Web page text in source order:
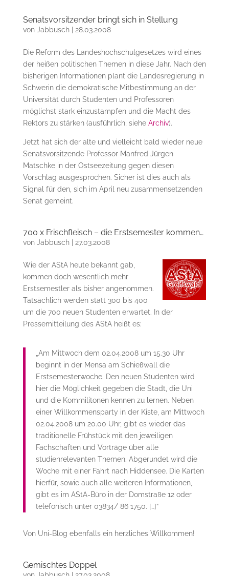
Senatsvorsitzender bringt sich in Stellung
von Jabbusch| 28.03.2008
Die Reform des Landeshochschulgesetzes wird eines
der heißen politischen Themen in diese Jahr. Nach den
bisherigen Informationen plant die Landesregierung in
Schwerin die demokratische Mitbestimmung an der
Universität durch Studenten und Professoren
möglichst stark einzustampfen und die Macht des
Rektors zu stärken (ausführlich, siehe Archiv).
Jetzt hat sich der alte und vielleicht bald wieder neue
Senatsvorsitzende Professor Manfred Jürgen
Matschke in der Ostseezeitung gegen diesen
Vorschlag ausgesprochen. Sicher ist dies auch als
Signal für den, sich im April neu zusammensetzenden
Senat gemeint.
700 x Frischfleisch – die Erstsemester kommen…
von Jabbusch| 27.03.2008
Wie der AStA heute bekannt gab,
kommen doch wesentlich mehr
Erstsemestler als bisher angenommen.
Tatsächlich werden statt 300 bis 400
um die 700 neuen Studenten erwartet. In der
Pressemitteilung des AStA heißt es:
„Am Mittwoch dem 02.04.2008 um 15.30 Uhr
beginnt in der Mensa am Schießwall die
Erstsemesterwoche. Den neuen Studenten wird
hier die Möglichkeit gegeben die Stadt, die Uni
und die Kommilitonen kennen zu lernen. Neben
einer Willkommensparty in der Kiste, am Mittwoch
02.04.2008 um 20.00 Uhr, gibt es wieder das
traditionelle Frühstück mit den jeweiligen
Fachschaften und Vorträge über alle
studienrelevanten Themen. Abgerundet wird die
Woche mit einer Fahrt nach Hiddensee. Die Karten
hierfür, sowie auch alle weiteren Informationen,
gibt es im AStA-Büro in der Domstraße 12 oder
telefonisch unter 03834/ 86 1750. […]“
Von Uni-Blog ebenfalls ein herzliches Willkommen!
Gemischtes Doppel